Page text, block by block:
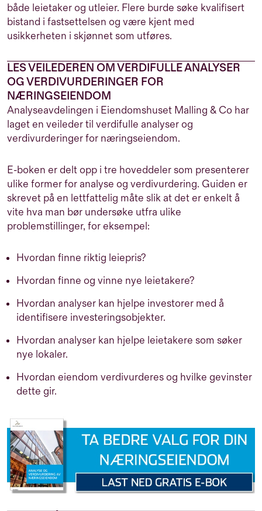
både leietaker og utleier. Flere burde søke kvalifisert
bistand i fastsettelsen og være kjent med
usikkerheten i skjønnet som utføres.
LES VEILEDEREN OM VERDIFULLE ANALYSER
OG VERDIVURDERINGER FOR
NÆRINGSEIENDOM
Analyseavdelingen i Eiendomshuset Malling & Co har
laget en veileder til verdifulle analyser og
verdivurderinger for næringseiendom.
E-boken er delt opp i tre hoveddeler som presenterer
ulike former for analyse og verdivurdering. Guiden er
skrevet på en lettfattelig måte slik at det er enkelt å
vite hva man bør undersøke utfra ulike
problemstillinger, for eksempel:
Hvordan finne riktig leiepris?
Hvordan finne og vinne nye leietakere?
Hvordan analyser kan hjelpe investorer med å
identifisere investeringsobjekter.
Hvordan analyser kan hjelpe leietakere som søker
nye lokaler.
Hvordan eiendom verdivurderes og hvilke gevinster
dette gir.